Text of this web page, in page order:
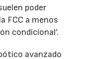
poder
FCC a menos
condicional’.
avanzado